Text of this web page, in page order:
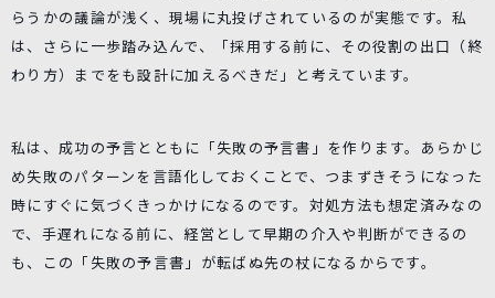
らうかの議論が浅く、現場に丸投げされているのが実態です。私
は、さらに一歩踏み込んで、「採用する前に、その役割の出口（終
わり方）までをも設計に加えるべきだ」と考えています。
私は、成功の予言とともに「失敗の予言書」を作ります。あらかじ
め失敗のパターンを言語化しておくことで、つまずきそうになった
時にすぐに気づくきっかけになるのです。対処方法も想定済みなの
で、手遅れになる前に、経営として早期の介入や判断ができるの
も、この「失敗の予言書」が転ばぬ先の杖になるからです。